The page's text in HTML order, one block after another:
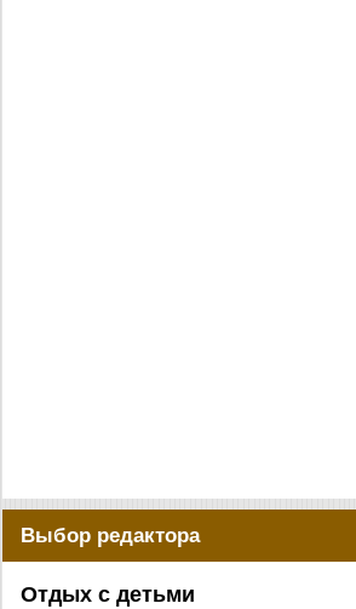
Выбор редактора
Отдых с детьми